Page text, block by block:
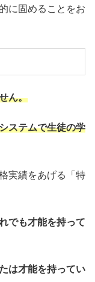
に固めることをお
ん。
ステムで生徒の学
実績をあげる「特
れでも才能を持って
たは才能を持ってい